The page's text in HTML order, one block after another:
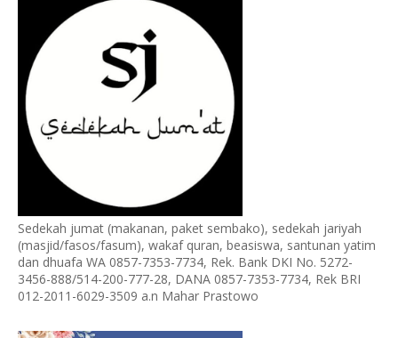
Sedekah jumat (makanan, paket sembako), sedekah jariyah
(masjid/fasos/fasum), wakaf quran, beasiswa, santunan yatim
dan dhuafa WA 0857-7353-7734, Rek. Bank DKI No. 5272-
3456-888/514-200-777-28, DANA 0857-7353-7734, Rek BRI
012-2011-6029-3509 a.n Mahar Prastowo